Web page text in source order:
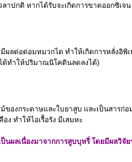
กติ หากได้รับจะเกิดการขาดออกซิเจ
อต่อมหมวกไต ทำให้เกิดการหลั่งอิพิ
ด้ทำให้ปริมาณนิโคตินลดลงได้)
ระดาษและใบยาสูบ และเป็นสารก่อม
ง ทำให้ไอเรื้อรัง มีเสมหะ
นผลเนื่องมาจากการสูบบุหรี่ โดยมีผลวิ